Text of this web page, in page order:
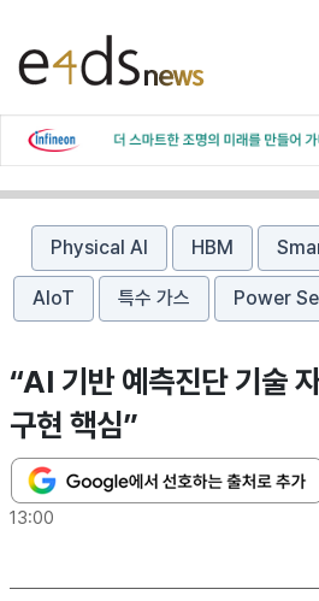
Physical AI HBM
AIoT 특수 가스 Power
“AI 기반 예측진단 기술
구현 핵심”
13:00